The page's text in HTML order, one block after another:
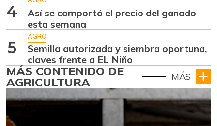
4
Así se comportó el precio del ganado
esta semana
5
AGRO
Semilla autorizada y siembra oportuna,
claves frente a EL Niño
MÁS CONTENIDO DE
AGRICULTURA MÁS